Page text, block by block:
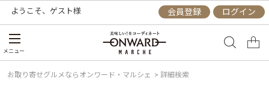
ようこそ、 ゲスト様 会員登録 ログイン
メニュー
お取り寄せグルメならオンワード・マルシェ > 詳細検索